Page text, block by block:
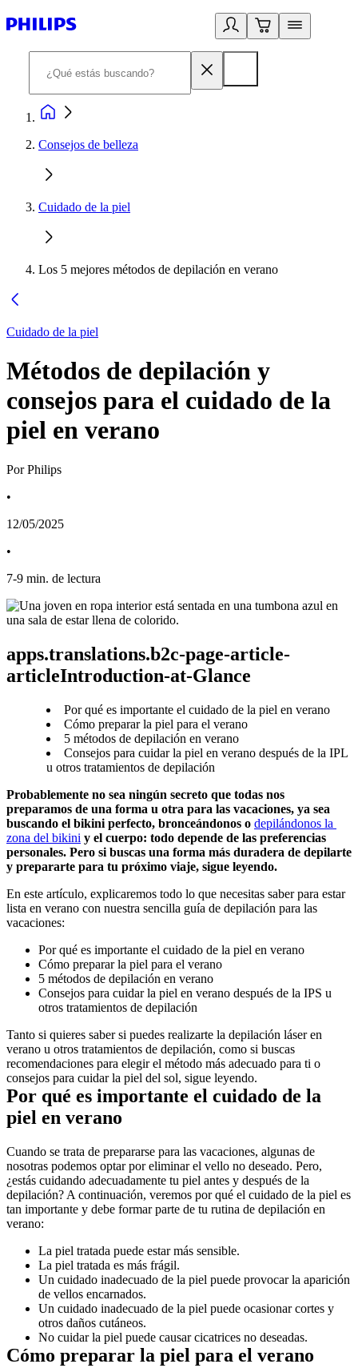
Consejos de belleza
Cuidado de la piel
Los 5 mejores métodos de depilación en verano
Cuidado de la piel
Métodos de depilación y
consejos para el cuidado de la
piel en verano
Por Philips
•
12/05/2025
•
7-9 min. de lectura
apps.translations.b2c-page-article-
articleIntroduction-at-Glance
Por qué es importante el cuidado de la piel en verano
Cómo preparar la piel para el verano
5 métodos de depilación en verano
Consejos para cuidar la piel en verano después de la IPL
u otros tratamientos de depilación
Probablemente no sea ningún secreto que todas nos
preparamos de una forma u otra para las vacaciones, ya sea
buscando el bikini perfecto, bronceándonos o depilándonos la
zona del bikini y el cuerpo: todo depende de las preferencias
personales. Pero si buscas una forma más duradera de depilarte
y prepararte para tu próximo viaje, sigue leyendo.
En este artículo, explicaremos todo lo que necesitas saber para estar
lista en verano con nuestra sencilla guía de depilación para las
vacaciones:
Por qué es importante el cuidado de la piel en verano
Cómo preparar la piel para el verano
5 métodos de depilación en verano
Consejos para cuidar la piel en verano después de la IPS u
otros tratamientos de depilación
Tanto si quieres saber si puedes realizarte la depilación láser en
verano u otros tratamientos de depilación, como si buscas
recomendaciones para elegir el método más adecuado para ti o
consejos para cuidar la piel del sol, sigue leyendo.
Por qué es importante el cuidado de la
piel en verano
Cuando se trata de prepararse para las vacaciones, algunas de
nosotras podemos optar por eliminar el vello no deseado. Pero,
¿estás cuidando adecuadamente tu piel antes y después de la
depilación? A continuación, veremos por qué el cuidado de la piel es
tan importante y debe formar parte de tu rutina de depilación en
verano:
La piel tratada puede estar más sensible.
La piel tratada es más frágil.
Un cuidado inadecuado de la piel puede provocar la aparición
de vellos encarnados.
Un cuidado inadecuado de la piel puede ocasionar cortes y
otros daños cutáneos.
No cuidar la piel puede causar cicatrices no deseadas.
Cómo preparar la piel para el verano